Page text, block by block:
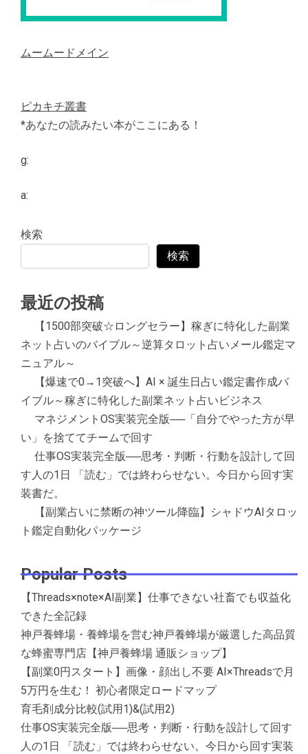
ムームードメイン
ピカキチ叢書
*あなたの読みたい本がここにある！
g:
a:
検索
検索
最近の投稿
【1500部突破☆ロングセラー】稼ぎに特化した副業
ネット占いのバイブル～逆算タロット占いメール鑑定マ
ニュアル～
【爆速で0→1突破へ】AI × 誕生日占い鑑定書作成バ
イブル～稼ぎに特化した副業ネット占いビジネス
マネジメントOS実装完全版──「自分でやった方が早
い」を捨ててチームで回す
仕事OS実装完全版──思考・判断・行動を設計して回
す人の1日 「読む」では終わらせない。今日から回す実
装書だ。
【副業占いに禁断の神ツール降臨】シャドウAIタロッ
ト鑑定自動化パッケージ
Popular Posts
【Threads×note×AI副業】仕事できない社畜でも収益化
できた全記録
神戸養蜂場・養蜂場を営む神戸養蜂場が厳選した高品質
な蜂蜜専門店【神戸養蜂場 通販ショップ】
【副業0円スタート】画像・顔出し不要 AI×Threadsで月
5万円を生む！ 初心者限定ロードマップ
育毛剤成分比較(試用1)&(試用2)
仕事OS実装完全版──思考・判断・行動を設計して回す
人の1日 「読む」では終わらせない。今日から回す実装